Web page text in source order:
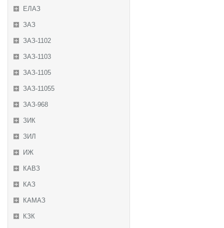
ЕЛАЗ
ЗАЗ
ЗАЗ-1102
ЗАЗ-1103
ЗАЗ-1105
ЗАЗ-11055
ЗАЗ-968
ЗИК
ЗИЛ
ИЖ
КАВЗ
КАЗ
КАМАЗ
КЗК